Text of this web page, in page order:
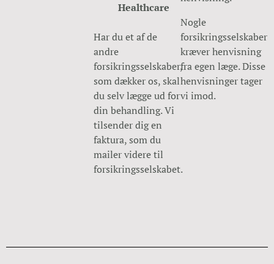
Healthcare
Har du et af de
andre
forsikringsselskaber,
som dækker os, skal
du selv lægge ud for
din behandling. Vi
tilsender dig en
faktura, som du
mailer videre til
forsikringsselskabet.
Nogle
forsikringsselskaber
kræver henvisning
fra egen læge. Disse
henvisninger tager
vi imod.